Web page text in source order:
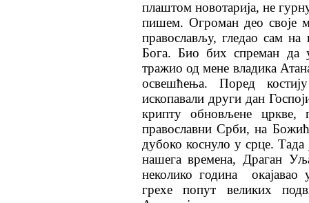
плаштом новотарија, не
пишем. Огроман део своје
православљу, гледао сам
Бога. Био бих спреман да
тражио од мене владика
освешћења. Поред
ископавали други дан
крипту обновљене цркве,
православни Срби, на
дубоко коснуло у срце. Тада
нашега времена, Драган
неколико година
грехе попут великих